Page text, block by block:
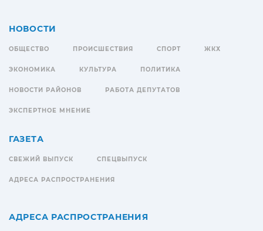
НОВОСТИ
ОБЩЕСТВО ПРОИСШЕСТВИЯ СПОРТ ЖКХ
ЭКОНОМИКА КУЛЬТУРА ПОЛИТИКА
НОВОСТИ РАЙОНОВ РАБОТА ДЕПУТАТОВ
ЭКСПЕРТНОЕ МНЕНИЕ
ГАЗЕТА
СВЕЖИЙ ВЫПУСК СПЕЦВЫПУСК
АДРЕСА РАСПРОСТРАНЕНИЯ
АДРЕСА РАСПРОСТРАНЕНИЯ